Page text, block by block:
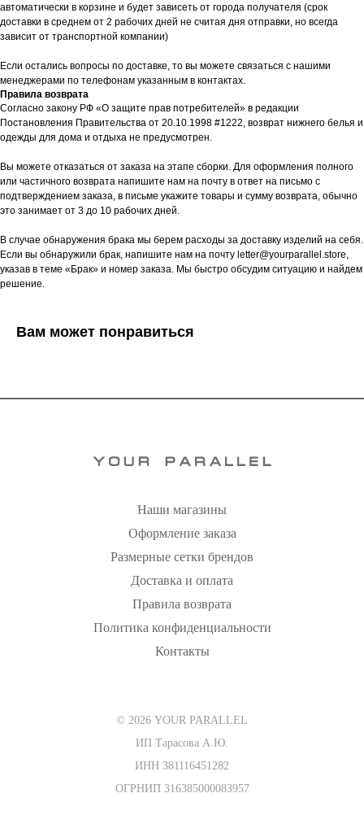
автоматически в корзине и будет зависеть от города получателя (срок
доставки в среднем от 2 рабочих дней не считая дня отправки, но всегда
зависит от транспортной компании)
Если остались вопросы по доставке, то вы можете связаться с нашими
менеджерами по телефонам указанным в контактах.
Правила возврата
Согласно закону РФ «О защите прав потребителей» в редакции
Постановления Правительства от 20.10.1998 #1222, возврат нижнего белья и
одежды для дома и отдыха не предусмотрен.
Вы можете отказаться от заказа на этапе сборки. Для оформления полного
или частичного возврата напишите нам на почту в ответ на письмо с
подтверждением заказа, в письме укажите товары и сумму возврата, обычно
это занимает от 3 до 10 рабочих дней.
В случае обнаружения брака мы берем расходы за доставку изделий на себя.
Если вы обнаружили брак, напишите нам на почту letter@yourparallel.store,
указав в теме «Брак» и номер заказа. Мы быстро обсудим ситуацию и найдем
решение.
Вам может понравиться
Наши магазины
Оформление заказа
Размерные сетки брендов
Доставка и оплата
Правила возврата
Политика конфиденциальности
Контакты
© 2026 YOUR PARALLEL
ИП Тарасова А.Ю.
ИНН 381116451282
ОГРНИП 316385000083957